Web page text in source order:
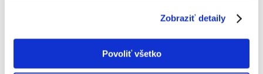
Zobraziť detaily
Povoliť všetko
Čerstvá hydina (25 %), ryža, kukurica, proso, hydinové mäsové prášky,
repné výlisky (bez cukru), celulózová vláknina, hydrolyzované
bielkoviny, kukuričný lepok, rybí prášok, hrach, sušené pivovarské
kvasnice (0,1 % manno-oligosacharidov, 0,06 % ß-glukánu), ľanové